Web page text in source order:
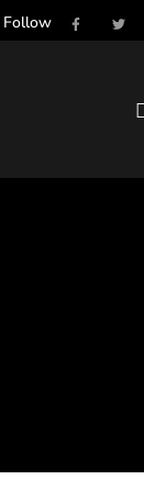
Follow